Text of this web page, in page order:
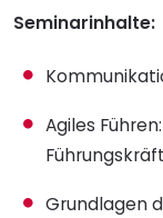
Seminarinhalte:
Agiles
Grundlagen